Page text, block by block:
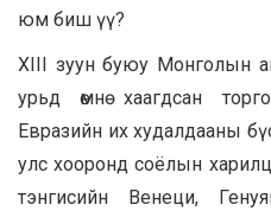
юм биш үү?
XIII зуун буюу Монголын
урьд өмнө хаагдсан
Евразийн их худалдааны
улс хооронд соёлын
тэнгисийн Венеци,